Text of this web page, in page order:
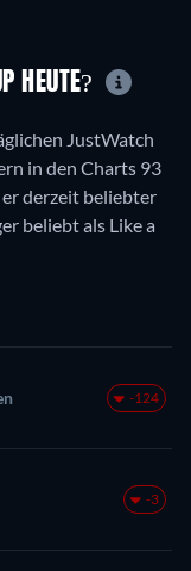
HEUTE?
JustWatch
in den Charts 93
er derzeit beliebter
beliebt als Like a
-124
-3